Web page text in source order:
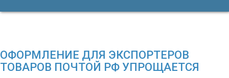
ОФОРМЛЕНИЕ ДЛЯ ЭКСПОРТЕРОВ
ТОВАРОВ ПОЧТОЙ РФ УПРОЩАЕТСЯ